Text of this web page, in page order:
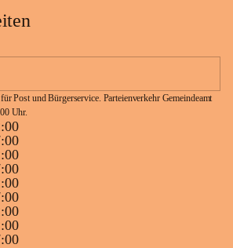
Post und Bürgerservice. Parteienverkehr Gemeindeamt
Uhr.